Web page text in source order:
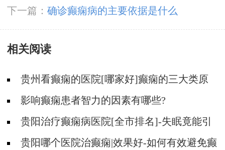
下一篇： 确诊癫痫病的主要依据是什么
相关阅读
贵州看癫痫的医院[哪家好]癫痫的三大类原
因?影响癫痫患者智力的因素有哪些?
贵阳治疗癫痫病医院[全市排名]-失眠竟能引
起癫痫吗？
贵阳哪个医院治癫痫|效果好-如何有效避免癫